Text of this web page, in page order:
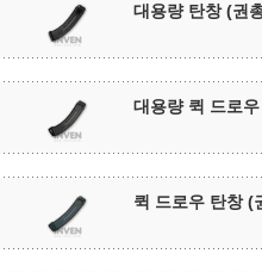
대용량 탄창 (권
대용량 퀵 드로
퀵 드로우 탄창 (